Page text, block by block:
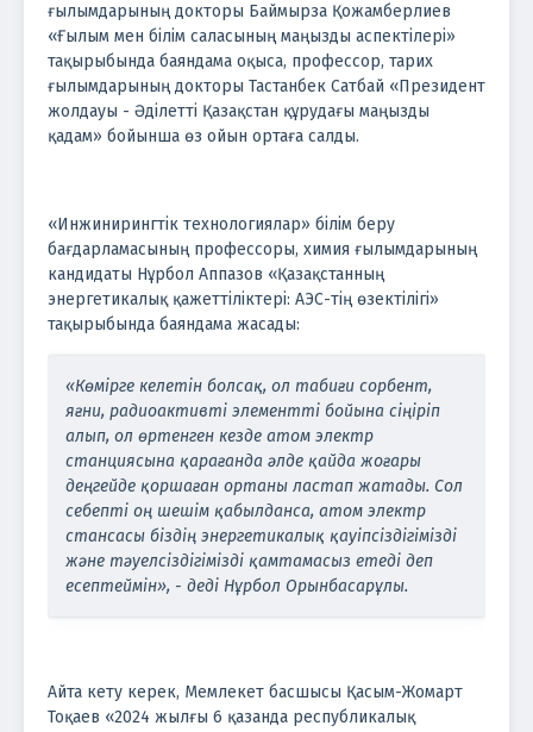
ғылымдарының докторы Баймырза Қожамберлиев
«Ғылым мен білім саласының маңызды аспектілері»
тақырыбында баяндама оқыса, профессор, тарих
ғылымдарының докторы Тастанбек Сатбай «Президент
жолдауы - Әділетті Қазақстан құрудағы маңызды
қадам» бойынша өз ойын ортаға салды.
«Инжинирингтік технологиялар» білім беру
бағдарламасының профессоры, химия ғылымдарының
кандидаты Нұрбол Аппазов «Қазақстанның
энергетикалық қажеттіліктері: АЭС-тің өзектілігі»
тақырыбында баяндама жасады:
«Көмірге келетін болсақ, ол табиғи сорбент,
яғни, радиоактивті элементті бойына сіңіріп
алып, ол өртенген кезде атом электр
станциясына қарағанда әлде қайда жоғары
деңгейде қоршаған ортаны ластап жатады. Сол
себепті оң шешім қабылданса, атом электр
стансасы біздің энергетикалық қауіпсіздігімізді
және тәуелсіздігімізді қамтамасыз етеді деп
есептеймін», - деді Нұрбол Орынбасарұлы.
Айта кету керек, Мемлекет басшысы Қасым-Жомарт
Тоқаев «2024 жылғы 6 қазанда республикалық